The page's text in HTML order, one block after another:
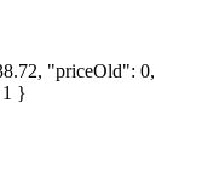
"priceOld": 0,
1 }